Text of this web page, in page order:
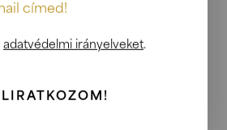
adatvédelmi irányelveket.